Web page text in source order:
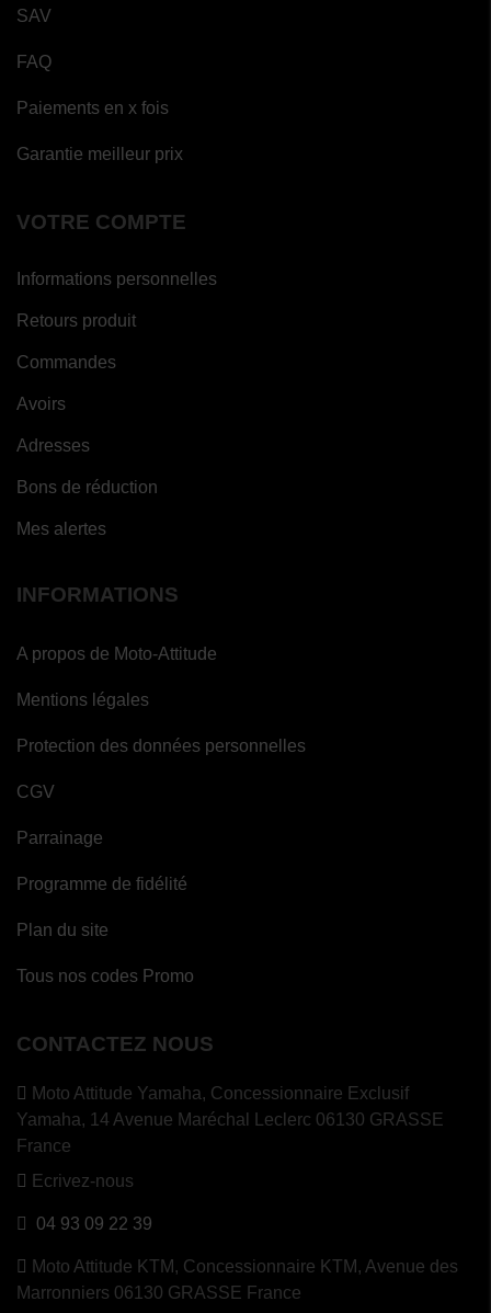
SAV
FAQ
Paiements en x fois
Garantie meilleur prix
VOTRE COMPTE
Informations personnelles
Retours produit
Commandes
Avoirs
Adresses
Bons de réduction
Mes alertes
INFORMATIONS
A propos de Moto-Attitude
Mentions légales
Protection des données personnelles
CGV
Parrainage
Programme de fidélité
Plan du site
Tous nos codes Promo
CONTACTEZ NOUS
Moto Attitude Yamaha, Concessionnaire Exclusif
Yamaha, 14 Avenue Maréchal Leclerc 06130 GRASSE
France
Ecrivez-nous
04 93 09 22 39
Moto Attitude KTM, Concessionnaire KTM, Avenue des
Marronniers 06130 GRASSE France